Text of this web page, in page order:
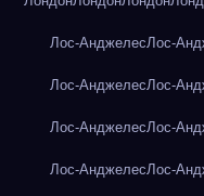
Лос-АнджелесЛос-
Лос-АнджелесЛос-
Лос-АнджелесЛос-
Лос-АнджелесЛос-